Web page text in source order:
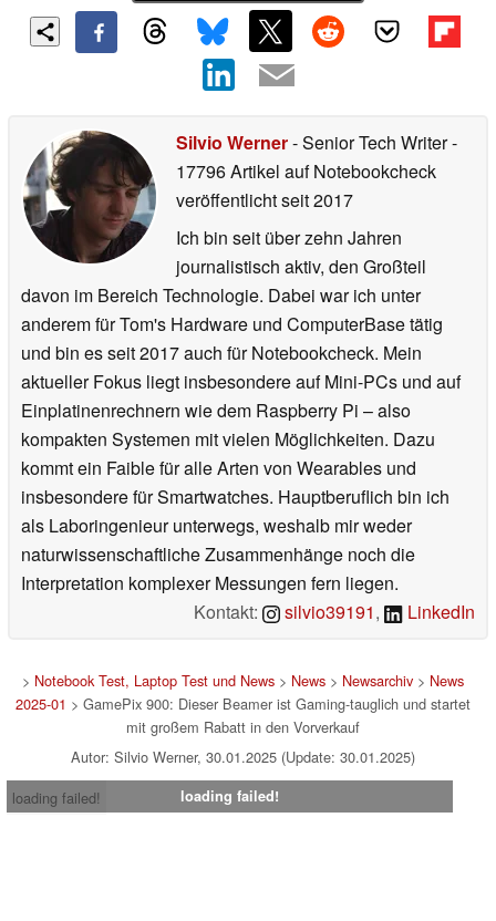
Silvio Werner- Senior Tech Writer-
17796 Artikel auf Notebookcheck
veröffentlichtseit 2017
Ich bin seit über zehn Jahren
journalistisch aktiv, den Großteil
davon im Bereich Technologie. Dabei war ich unter
anderem für Tom's Hardware und ComputerBase tätig
und bin es seit 2017 auch für Notebookcheck. Mein
aktueller Fokus liegt insbesondere auf Mini-PCs und auf
Einplatinenrechnern wie dem Raspberry Pi – also
kompakten Systemen mit vielen Möglichkeiten. Dazu
kommt ein Faible für alle Arten von Wearables und
insbesondere für Smartwatches. Hauptberuflich bin ich
als Laboringenieur unterwegs, weshalb mir weder
naturwissenschaftliche Zusammenhänge noch die
Interpretation komplexer Messungen fern liegen.
Kontakt:
silvio39191, LinkedIn
> Notebook Test, Laptop Test und News> News> Newsarchiv> News
2025-01 > GamePix 900: Dieser Beamer ist Gaming-tauglich und startet
mit großem Rabatt in den Vorverkauf
Autor: Silvio Werner, 30.01.2025 (Update: 30.01.2025)
loading failed!
loading failed!